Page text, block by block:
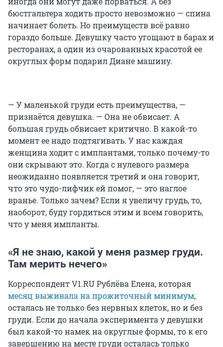
бюстгальтера ходить просто невозможно — спина
начинает болеть. Но преимуществ всё равно
гораздо больше. Девушку часто угощают в барах и
ресторанах, а один из очарованных красотой ее
округлых форм подарил Диане машину.
— У маленькой груди есть преимущества, —
признаётся девушка. — Она не обвисает. А
большая грудь обвисает критично. В какой-то
момент ее надо подтягивать. У нас каждая
женщина ходит с имплантами, только почему-то
они скрывают это. Когда с нулевого размера
неожиданно появляется третий и она говорит,
что это чудо-лифчик ей помог, — это наглое
вранье. Только зачем? Если я увеличу грудь, то,
наоборот, буду гордиться этим и всем говорить,
что у меня импланты.
«Я не знаю, какой у меня размер груди.
Там мерить нечего»
Корреспондент V1.RU Рублёва Елена, которая
месяц выживала на прожиточный минимум,
осталась не только без нервных клеток, но и без
груди. Если до начала эксперимента у девушки
был какой-то намек на округлые формы, то к его
завершению на месте груди осталась только